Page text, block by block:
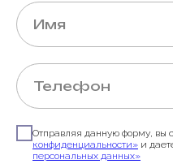
Отправляя данную форму, вы
конфиденциальности» и
персональных данных»